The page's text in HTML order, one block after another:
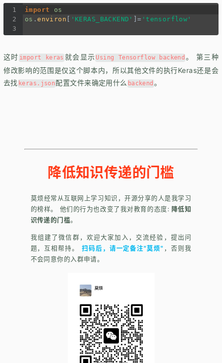
1 import
os
2
os .environ 'KERAS_BACKEND' ]= 'tensorflow'
3
这时 import keras 就会显示 Using Tensorflow backend 。 第三种
修改影响的范围是仅这个脚本内，所以其他文件的执行Keras还是会
去找 keras.json配置文件来确定用什么 backend 。
降低知识传递的门槛
莫烦经常从互联网上学习知识，开源分享的人是我学习
的榜样。 他们的行为也改变了我对教育的态度: 降低知
识传递的门槛。
我组建了微信群，欢迎大家加入，交流经验，提出问
题，互相帮持。
扫码后，请一定备注"莫烦" ，否则我
不会同意你的入群申请。